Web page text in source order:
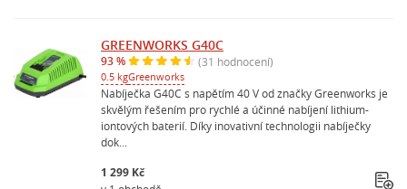
GREENWORKS G40C
93 % (31 hodnocení)
0.5 kgGreenworks
Nabíječka G40C s napětím 40 V od značky Greenworks je
skvělým řešením pro rychlé a účinné nabíjení lithium-
iontových baterií. Díky inovativní technologii nabíječky
dok...
1 299 Kč